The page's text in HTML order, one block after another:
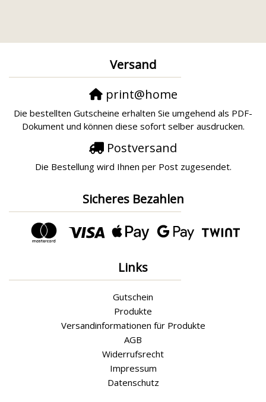
Versand
print@home
Die bestellten Gutscheine erhalten Sie umgehend als PDF-
Dokument und können diese sofort selber ausdrucken.
Postversand
Die Bestellung wird Ihnen per Post zugesendet.
Sicheres Bezahlen
Links
Gutschein
Produkte
Versandinformationen für Produkte
AGB
Widerrufsrecht
Impressum
Datenschutz